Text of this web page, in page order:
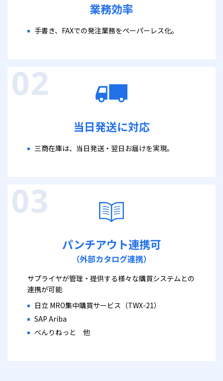
業務効率
手書き、FAXでの発注業務をペーパーレス化。
当日発送に対応
三商在庫は、当日発送・翌日お届けを実現。
パンチアウト連携可
（外部カタログ連携）
サプライヤが管理・提供する様々な購買システムとの
連携が可能
日立 MRO集中購買サービス（TWX-21）
SAP Ariba
べんりねっと 他